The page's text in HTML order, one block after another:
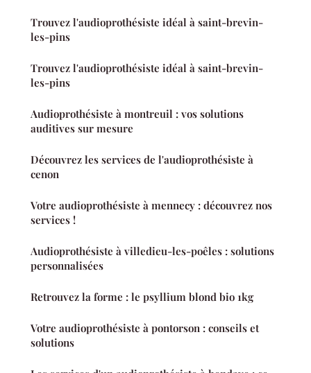
Trouvez l'audioprothésiste idéal à saint-brevin-
les-pins
Trouvez l'audioprothésiste idéal à saint-brevin-
les-pins
Audioprothésiste à montreuil : vos solutions
auditives sur mesure
Découvrez les services de l'audioprothésiste à
cenon
Votre audioprothésiste à mennecy : découvrez nos
services !
Audioprothésiste à villedieu-les-poêles : solutions
personnalisées
Retrouvez la forme : le psyllium blond bio 1kg
Votre audioprothésiste à pontorson : conseils et
solutions